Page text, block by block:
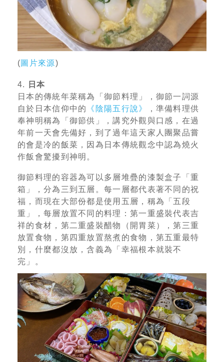
(圖片來源)
4.
日本
日本的傳統年菜稱為「御節料理」，御節一詞源
自於日本信仰中的
《陰陽五行說》
，準備料理供
奉神明稱為「御節供」，講究外觀與口感，在過
年前一天會先備好，到了過年這天家人團聚品嘗
的會是冷的飯菜，因為日本傳統觀念中認為燒火
作飯會驚擾到神明。
御節料理的容器為可以多層堆疊的漆製盒子「重
箱」，分為三到五層。每一層都代表著不同的祝
福，而現在大部份都是使用五層，稱為「五段
重」，每層放置不同的料理：第一重盛裝代表吉
祥的食材，第二重盛裝醋物（開胃菜），第三重
放置食物，第四重放置熬煮的食物，第五重最特
別，什麼都沒放，含義為「幸福根本就裝不
完」。